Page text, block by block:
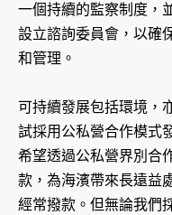
一個持續的監察制度，
設立諮詢委員會，以確
和管理。
可持續發展包括環境，
試採用公私營合作模式
希望透過公私營界別合
款，為海濱帶來長遠益
經常撥款。但無論我們